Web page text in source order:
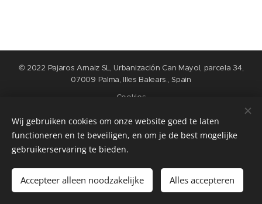
Añadir a la cesta
© 2022 Pajaros Arnaiz SL, Urbanización Can Mayol, parcela 34,
07009 Palma, Illes Balears., Spain
Cookies
Idiomas
Nederlands
English Español Français
Wij gebruiken cookies om onze website goed te laten
functioneren en te beveiligen, en om je de best mogelijke
gebruikerservaring te bieden.
Accepteer alleen noodzakelijke Alles accepteren